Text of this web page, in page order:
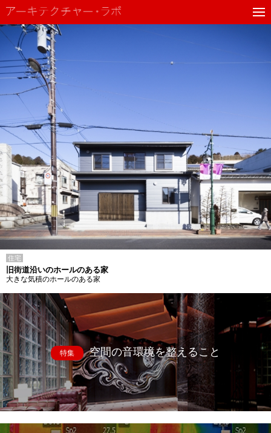
住宅
旧街道沿いのホールのある家
大きな気積のホールのある家
特集 空間の音環境を整えること